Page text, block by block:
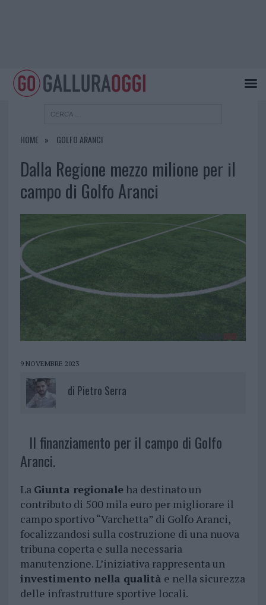
HOME GOLFO ARANCI
Dalla Regione mezzo milione per il
campo di Golfo Aranci
9 NOVEMBRE 2023
di Pietro Serra
Il finanziamento per il campo di Golfo
Aranci.
La Giunta regionaleha destinato un
contributo di 500 mila euro per migliorare il
campo sportivo “Varchetta” di Golfo Aranci,
focalizzandosi sulla costruzione di una nuova
tribuna coperta e sulla necessaria
manutenzione. L’iniziativa rappresenta un
investimento nella qualità e nella sicurezza
delle infrastrutture sportive locali.